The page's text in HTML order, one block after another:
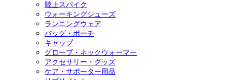
陸上スパイク
ウォーキングシューズ
ランニングウェア
バッグ・ポーチ
キャップ
グローブ・ネックウォーマー
アクセサリー・グッズ
ケア・サポーター用品